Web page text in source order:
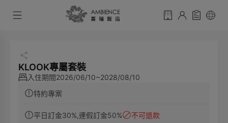
KLOOK專屬套裝
入住期間2026/06/10~2028/08/10
特約專案
平日訂金30%,連假訂金50% 不可退款